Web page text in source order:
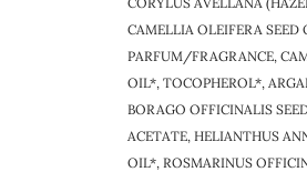
CAMELLIA OLEIFERA SEED
PARFUM/FRAGRANCE,
OIL*, TOCOPHEROL*,
BORAGO OFFICINALIS
ACETATE, HELIANTHUS
OIL*, ROSMARINUS